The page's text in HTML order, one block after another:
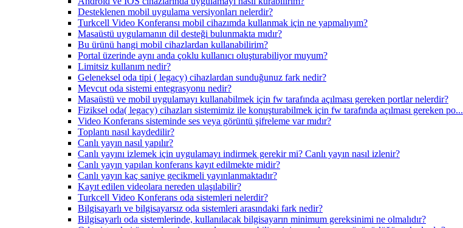
Desteklenen mobil uygulama versiyonları nelerdir?
Turkcell Video Konferansı mobil cihazımda kullanmak için ne yapmalıyım?
Masaüstü uygulamanın dil desteği bulunmakta mıdır?
Bu ürünü hangi mobil cihazlardan kullanabilirim?
Portal üzerinde aynı anda çoklu kullanıcı oluşturabiliyor muyum?
Limitsiz kullanım nedir?
Geleneksel oda tipi ( legacy) cihazlardan sunduğunuz fark nedir?
Mevcut oda sistemi entegrasyonu nedir?
Masaüstü ve mobil uygulamayı kullanabilmek için fw tarafında açılması gereken portlar nelerdir?
Fiziksel oda( legacy) cihazları sistemimiz ile konuşturabilmek için fw tarafında açılması gereken po...
Video Konferans sisteminde ses veya görüntü şifreleme var mıdır?
Toplantı nasıl kaydedilir?
Canlı yayın nasıl yapılır?
Canlı yayını izlemek için uygulamayı indirmek gerekir mi? Canlı yayın nasıl izlenir?
Canlı yayın yapılan konferans kayıt edilmekte midir?
Canlı yayın kaç saniye gecikmeli yayınlanmaktadır?
Kayıt edilen videolara nereden ulaşılabilir?
Turkcell Video Konferans oda sistemleri nelerdir?
Bilgisayarlı ve bilgisayarsız oda sistemleri arasındaki fark nedir?
Bilgisayarlı oda sistemlerinde, kullanılacak bilgisayarın minimum gereksinimi ne olmalıdır?